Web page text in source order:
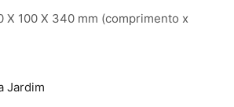
X 100 X 340 mm (comprimento x
Jardim